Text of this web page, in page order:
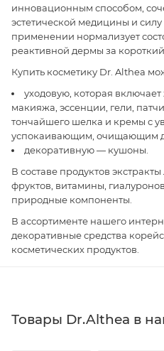
инновационным способом,
эстетической медицины и
применении нормализует
реактивной дермы за короткий
Купить косметику Dr. Althea
уходовую, которая
макияжа, эссенции, гели,
тончайшего шелка и кремы с
успокаивающим, очищающим
декоративную — кушоны.
В составе продуктов
фруктов, витамины,
природные компоненты.
В ассортименте нашего
декоративные средства
косметических продуктов.
Товары Dr.Althea в